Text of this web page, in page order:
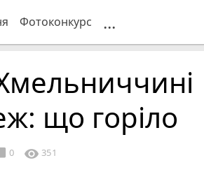
Фотоконкурс ...
що горіло
0 visibility 351